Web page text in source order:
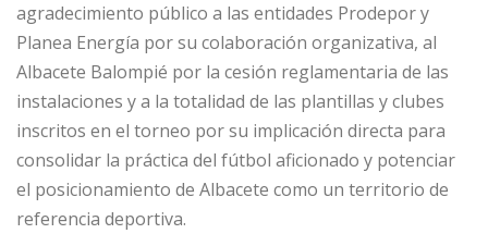
agradecimiento público a las entidades Prodepor y
Planea Energía por su colaboración organizativa, al
Albacete Balompié por la cesión reglamentaria de las
instalaciones y a la totalidad de las plantillas y clubes
inscritos en el torneo por su implicación directa para
consolidar la práctica del fútbol aficionado y potenciar
el posicionamiento de Albacete como un territorio de
referencia deportiva.